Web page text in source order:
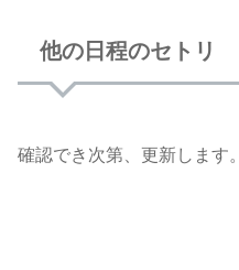
他の日程のセトリ
確認でき次第、更新します。